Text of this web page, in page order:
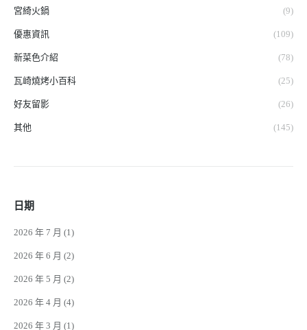
宮綺火鍋 (9)
優惠資訊 (109)
新菜色介紹 (78)
瓦崎燒烤小百科 (25)
好友留影 (26)
其他 (145)
日期
2026 年 7 月 (1)
2026 年 6 月 (2)
2026 年 5 月 (2)
2026 年 4 月 (4)
2026 年 3 月 (1)